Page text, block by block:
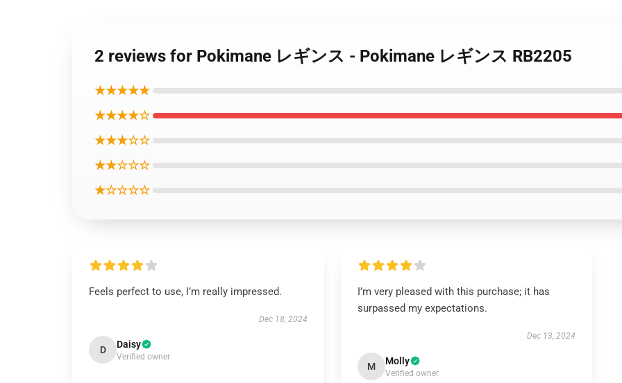
2 reviews for Pokimane レギンス - Pokimane レギンス RB2205
★★★★★
★★★★☆
★★★☆☆
★★☆☆☆
★☆☆☆☆
Feels perfect to use, I’m really impressed.
Dec 18, 2024
D Daisy
Verified owner
I’m very pleased with this purchase; it has
surpassed my expectations.
Dec 13, 2024
M Molly
Verified owner